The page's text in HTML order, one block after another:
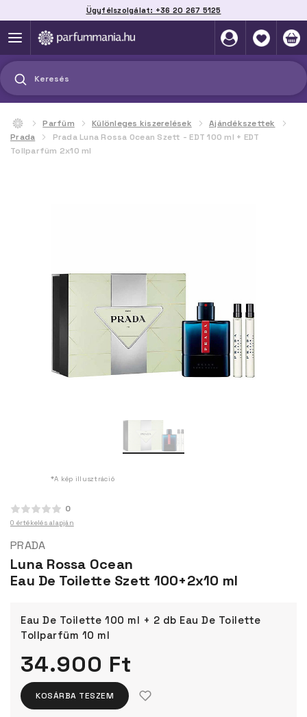
Ügyfélszolgálat: +36 20 267 5125
Keresés
Parfüm Különleges kiszerelések
Ajándékszettek
Prada
Prada Luna Rossa Ocean Szett - EDT 100 ml + EDT
Tollparfüm 2x10 ml
*A kép illusztráció
0
0 értékelés alapján
PRADA
Luna Rossa Ocean
Eau De Toilette Szett 100+2x10 ml
Eau De Toilette 100 ml + 2 db Eau De Toilette
Tollparfüm 10 ml
34.900 Ft
KOSÁRBA TESZEM